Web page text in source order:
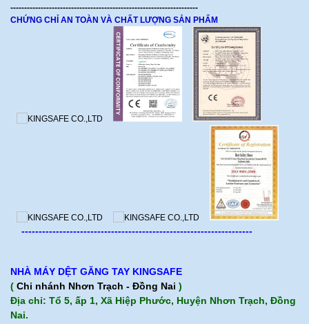
--------------------------------------------------------------------
CHỨNG CHỈ AN TOÀN VÀ CHẤT LƯỢNG SẢN PHẨM
-------------------------------------------------------------------
NHÀ MÁY DỆT GĂNG TAY KINGSAFE
( Chi nhánh Nhơn Trạch - Đồng Nai )
Địa chỉ: Tổ 5, ấp 1, Xã Hiệp Phước, Huyện Nhơn Trạch, Đồng
Nai.